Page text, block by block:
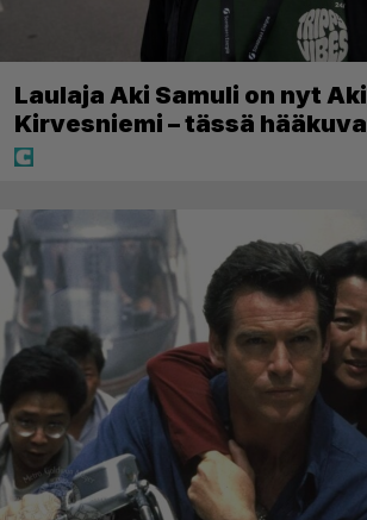
Laulaja Aki Samuli on nyt Aki
Kirvesniemi – tässä hääkuva